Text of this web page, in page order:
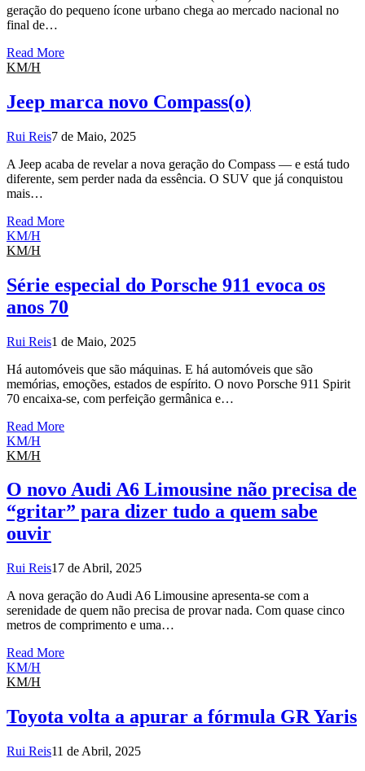
geração do pequeno ícone urbano chega ao mercado nacional no
final de…
Read More
KM/H
Jeep marca novo Compass(o)
Rui Reis7 de Maio, 2025
A Jeep acaba de revelar a nova geração do Compass — e está tudo
diferente, sem perder nada da essência. O SUV que já conquistou
mais…
Read More
KM/H
KM/H
Série especial do Porsche 911 evoca os
anos 70
Rui Reis1 de Maio, 2025
Há automóveis que são máquinas. E há automóveis que são
memórias, emoções, estados de espírito. O novo Porsche 911 Spirit
70 encaixa-se, com perfeição germânica e…
Read More
KM/H
KM/H
O novo Audi A6 Limousine não precisa de
“gritar” para dizer tudo a quem sabe
ouvir
Rui Reis17 de Abril, 2025
A nova geração do Audi A6 Limousine apresenta-se com a
serenidade de quem não precisa de provar nada. Com quase cinco
metros de comprimento e uma…
Read More
KM/H
KM/H
Toyota volta a apurar a fórmula GR Yaris
Rui Reis11 de Abril, 2025